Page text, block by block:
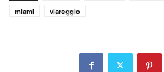
miami
viareggio